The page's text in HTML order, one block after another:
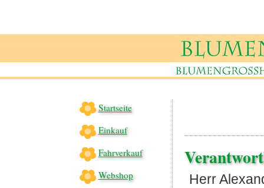
Startseite
Einkauf
Fahrverkauf
Webshop
Herr